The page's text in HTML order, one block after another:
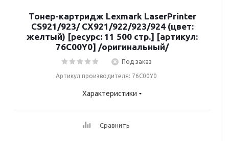
Тонер-картридж Lexmark LaserPrinter
CS921/923/ CX921/922/923/924 (цвет:
желтый) [ресурс: 11 500 стр.] [артикул:
76C00Y0] /оригинальный/
Под заказ
Артикул производителя: 76C00Y0
Характеристики
Сравнить